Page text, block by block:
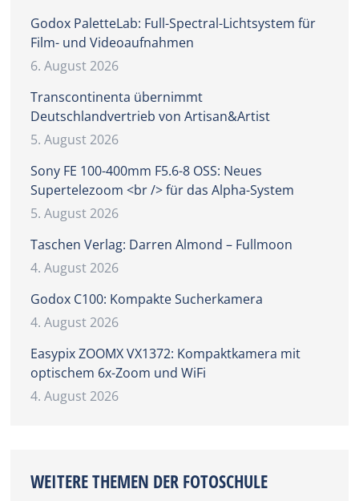
Godox PaletteLab: Full-Spectral-Lichtsystem für
Film- und Videoaufnahmen
6. August 2026
Transcontinenta übernimmt
Deutschlandvertrieb von Artisan&Artist
5. August 2026
Sony FE 100-400mm F5.6-8 OSS: Neues
Supertelezoom <br /> für das Alpha-System
5. August 2026
Taschen Verlag: Darren Almond – Fullmoon
4. August 2026
Godox C100: Kompakte Sucherkamera
4. August 2026
Easypix ZOOMX VX1372: Kompaktkamera mit
optischem 6x-Zoom und WiFi
4. August 2026
WEITERE THEMEN DER FOTOSCHULE